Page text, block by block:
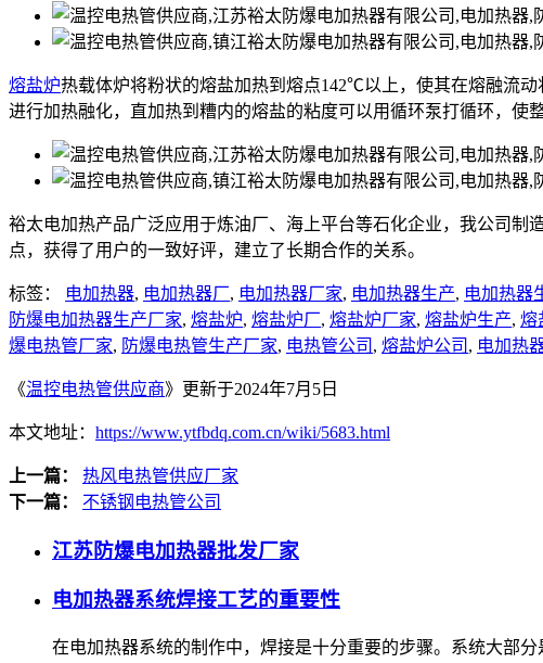
熔盐炉热载体炉将粉状的熔盐加热到熔点142℃以上，使其在熔融流
进行加热融化，直加热到糟内的熔盐的粘度可以用循环泵打循环，使
裕太电加热产品广泛应用于炼油厂、海上平台等石化企业，我公司
点，获得了用户的一致好评，建立了长期合作的关系。
标签： 电加热器, 电加热器厂, 电加热器厂家, 电加热器生产, 电加热器
防爆电加热器生产厂家, 熔盐炉, 熔盐炉厂, 熔盐炉厂家, 熔盐炉生产, 熔
爆电热管厂家, 防爆电热管生产厂家, 电热管公司 , 熔盐炉公司 , 电加热
《温控电热管供应商》更新于2024年7月5日
本文地址： https://www.ytfbdq.com.cn/wiki/5683.html
上一篇：
热风电热管供应厂家
下一篇：
不锈钢电热管公司
江苏防爆电加热器批发厂家
电加热器系统焊接工艺的重要性
在电加热器系统的制作中，焊接是十分重要的步骤。系统大部